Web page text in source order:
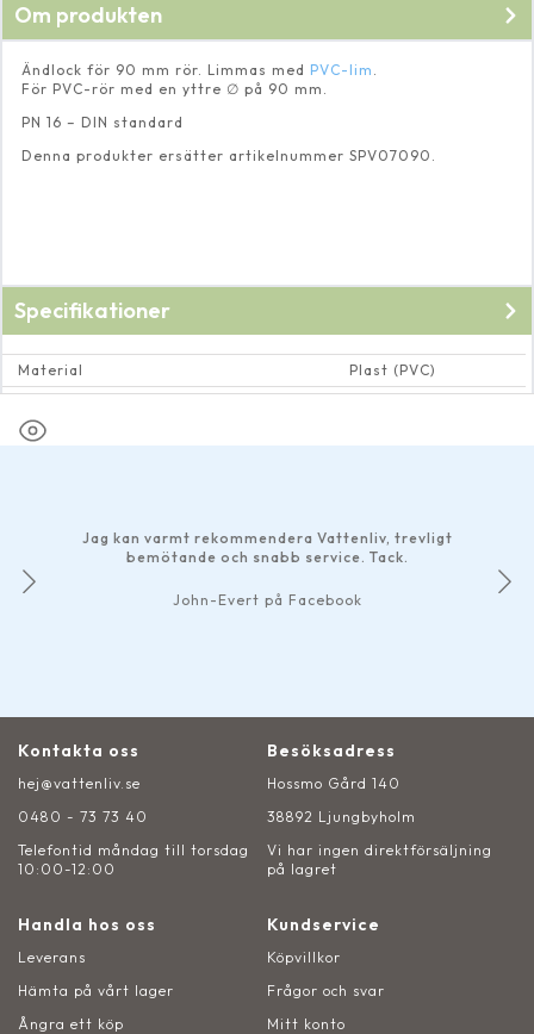
Om produkten
Ändlock för 90 mm rör. Limmas med PVC-lim .
För PVC-rör med en yttre ∅ på 90 mm.
PN 16 – DIN standard
Denna produkter ersätter artikelnummer SPV07090.
Specifikationer
Material
Plast (PVC)
Jag kan varmt rekommendera Vattenliv, trevligt
bemötande och snabb service. Tack.
John-Evert på Facebook
Kontakta oss
hej@vattenliv.se
0480 - 73 73 40
Telefontid måndag till torsdag
10:00-12:00
Besöksadress
Hossmo Gård 140
38892 Ljungbyholm
Vi har ingen direktförsäljning
på lagret
Handla hos oss
Leverans
Hämta på vårt lager
Ångra ett köp
Kundservice
Köpvillkor
Frågor och svar
Mitt konto